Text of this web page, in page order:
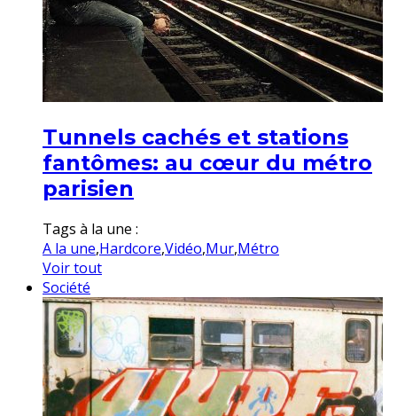
Tunnels cachés et stations
fantômes: au cœur du métro
parisien
Tags à la une :
A la une,Hardcore,Vidéo,Mur,Métro
Voir tout
Société